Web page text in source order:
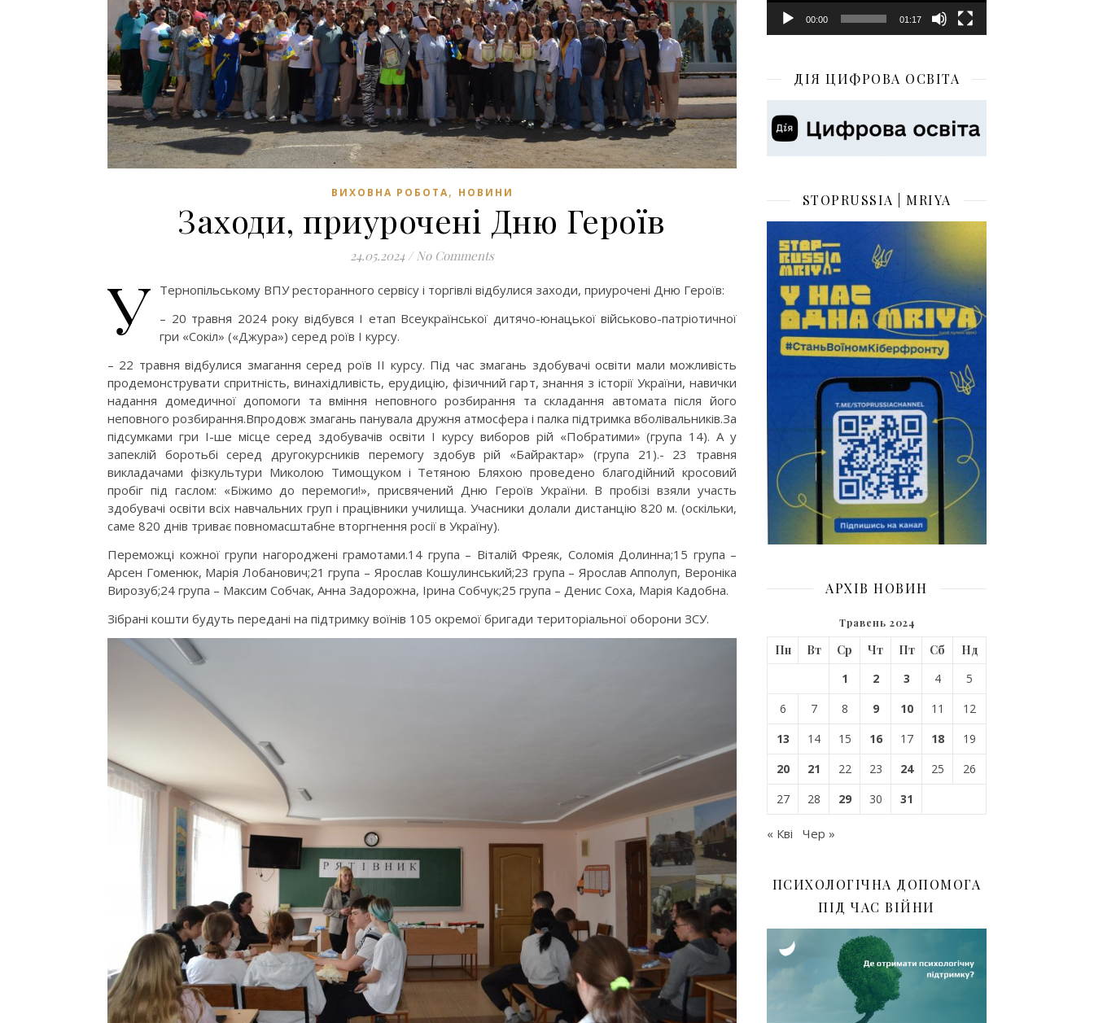
ВИХОВНА РОБОТА, НОВИНИ
Заходи, приурочені Дню Героїв
24.05.2024 / No Comments
У
Тернопільському ВПУ ресторанного сервісу і торгівлі відбулися заходи, приурочені Дню Героїв:
– 20 травня 2024 року відбувся І етап Всеукраїнської дитячо-юнацької військово-патріотичної
гри «Сокіл» («Джура») серед роїв І курсу.
– 22 травня відбулися змагання серед роїв ІІ курсу. Під час змагань здобувачі освіти мали можливість
продемонструвати спритність, винахідливість, ерудицію, фізичний гарт, знання з історії України, навички
надання домедичної допомоги та вміння неповного розбирання та складання автомата після його
неповного розбирання.Впродовж змагань панувала дружня атмосфера і палка підтримка вболівальників.За
підсумками гри І-ше місце серед здобувачів освіти І курсу виборов рій «Побратими» (група 14). А у
запеклій боротьбі серед другокурсників перемогу здобув рій «Байрактар» (група 21).- 23 травня
викладачами фізкультури Миколою Тимощуком і Тетяною Бляхою проведено благодійний кросовий
пробіг під гаслом: «Біжимо до перемоги!», присвячений Дню Героїв України. В пробізі взяли участь
здобувачі освіти всіх навчальних груп і працівники училища. Учасники долали дистанцію 820 м. (оскільки,
саме 820 днів триває повномасштабне вторгнення росії в Україну).
Переможці кожної групи нагороджені грамотами.14 група – Віталій Фреяк, Соломія Долинна;15 група –
Арсен Гоменюк, Марія Лобанович;21 група – Ярослав Кошулинський;23 група – Ярослав Апполуп, Вероніка
Вирозуб;24 група – Максим Собчак, Анна Задорожна, Ірина Собчук;25 група – Денис Соха, Марія Кадобна.
Зібрані кошти будуть передані на підтримку воїнів 105 окремої бригади територіальної оборони ЗСУ.
00:00 01:17
ДІЯ ЦИФРОВА ОСВІТА
STOPRUSSIA | MRIYA
АРХІВ НОВИН
Травень 2024
Пн Вт Ср Чт Пт Сб
Нд
1
2 3 4
5
6
7 8 9 10 11
12
13
14 15 16 17 18
19
20
21 22 23 24 25
26
27
28 29 30 31
« Кві Чер »
ПСИХОЛОГІЧНА ДОПОМОГА
ПІД ЧАС ВІЙНИ